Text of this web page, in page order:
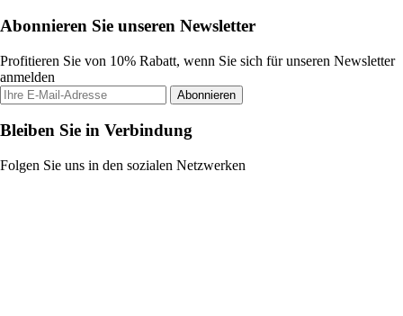
Abonnieren Sie unseren Newsletter
Profitieren Sie von 10% Rabatt, wenn Sie sich für unseren Newsletter
anmelden
Abonnieren
Bleiben Sie in Verbindung
Folgen Sie uns in den sozialen Netzwerken